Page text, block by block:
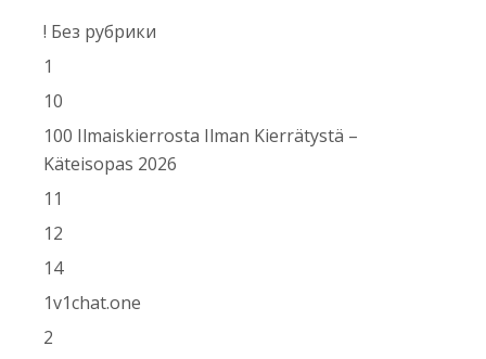
! Без рубрики
1
10
100 Ilmaiskierrosta Ilman Kierrätystä –
Käteisopas 2026
11
12
14
1v1chat.one
2